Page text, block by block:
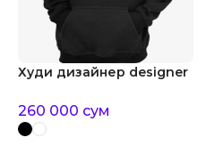
Худи дизайнер designer
260 000 сум